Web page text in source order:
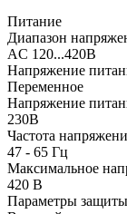
Питание
Диапазон
AC 120...420В
Напряжение
Переменное
Напряжение
230В
Частота
47 - 65 Гц
Максимальное
420 В
Параметры защиты